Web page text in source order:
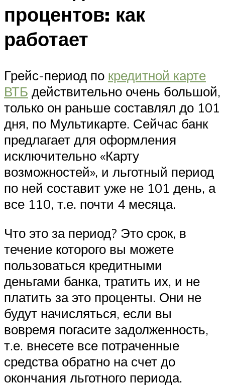
процентов: как
работает
Грейс-период по кредитной карте
ВТБ действительно очень большой,
только он раньше составлял до 101
дня, по Мультикарте. Сейчас банк
предлагает для оформления
исключительно «Карту
возможностей», и льготный период
по ней составит уже не 101 день, а
все 110, т.е. почти 4 месяца.
Что это за период? Это срок, в
течение которого вы можете
пользоваться кредитными
деньгами банка, тратить их, и не
платить за это проценты. Они не
будут начисляться, если вы
вовремя погасите задолженность,
т.е. внесете все потраченные
средства обратно на счет до
окончания льготного периода.